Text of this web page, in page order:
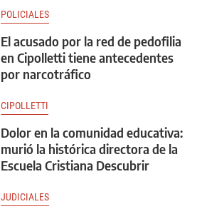
POLICIALES
El acusado por la red de pedofilia
en Cipolletti tiene antecedentes
por narcotráfico
CIPOLLETTI
Dolor en la comunidad educativa:
murió la histórica directora de la
Escuela Cristiana Descubrir
JUDICIALES